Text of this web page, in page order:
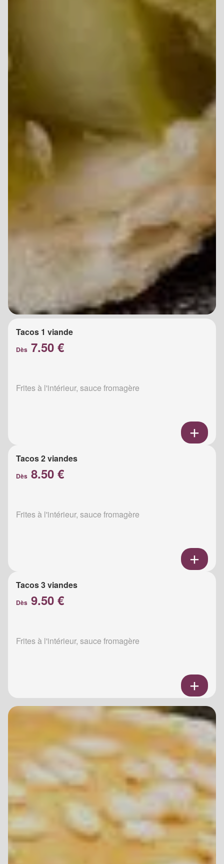
Tacos 1 viande
Dès 7.50 €
Frites à l'intérieur, sauce fromagère
Tacos 2 viandes
Dès 8.50 €
Frites à l'intérieur, sauce fromagère
Tacos 3 viandes
Dès 9.50 €
Frites à l'intérieur, sauce fromagère